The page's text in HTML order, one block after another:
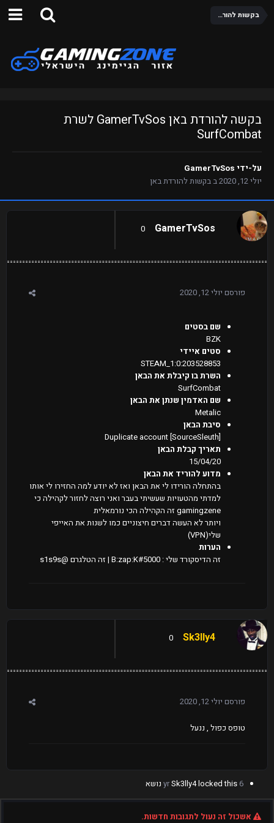
בקשות להורדת באן
בקשה להורדת באן GamerTvSos לשרת
SurfCombat
על-ידי GamerTvSos
יולי 12, 2020
בבקשות להורדת באן
GamerTvSos
0
פורסם יולי 12, 2020
שם בסטים
BZK
סטים איידי
STEAM_1:0:203528853
השרת בו קיבלת את הבאן
SurfCombat
שם האדמין שנתן את הבאן
Metalic
סיבת הבאן
[SourceSleuth] Duplicate account
תאריך קבלת הבאן
15/04/20
מדוע להוריד את הבאן
בהתחלה הורידו לי את הבאן ואז לא יודע למה החזירו לי אותו
למדתי מהטעויות שעשיתי בעבר ואני רוצה לחזור לקהילה כי
gamingzene זה הקהילה הכי נורמאלית
ויותר לא העשה דברים חיצוניים כמו לשנות את האייפי
שלי(VPN)
הערות
זה הדיסקורד שלי : B:zap:K#5000 | זה הטלגרם @s1s9s
Sk3lly4
0
פורסם יולי 12, 2020
טופס כפול , ננעל
6 yr
Sk3lly4locked this נושא
אשכול זה נעול לתגובות חדשות.